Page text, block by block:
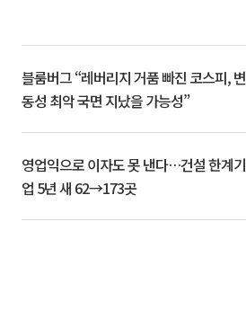
블룸버그 “레버리지 거품 빠진 코스피, 변
동성 최악 국면 지났을 가능성”
영업익으로 이자도 못 낸다…건설 한계기
업 5년 새 62→173곳